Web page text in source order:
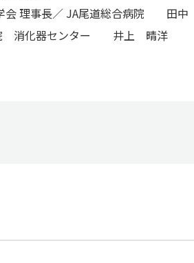
会 理事長／ JA尾道総合病院 田
消化器センター 井上 晴洋